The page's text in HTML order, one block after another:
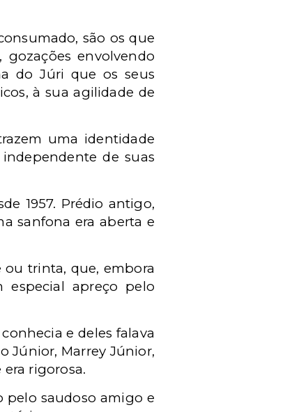
são os que
gozações envolvendo
do Júri que os seus
à sua agilidade de
uma identidade
de suas
1957. Prédio antigo,
sanfona era aberta e
ou trinta, que, embora
apreço pelo
e deles falava
Júnior, Marrey Júnior,
rigorosa.
pelo saudoso amigo e